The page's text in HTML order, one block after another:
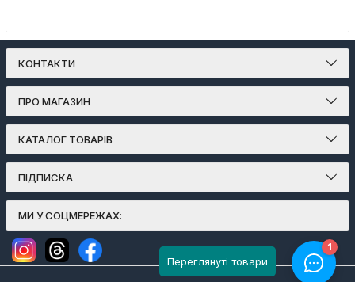
Переглянуті товари
КОНТАКТИ
ПРО МАГАЗИН
КАТАЛОГ ТОВАРІВ
ПІДПИСКА
МИ У СОЦМЕРЕЖАХ: